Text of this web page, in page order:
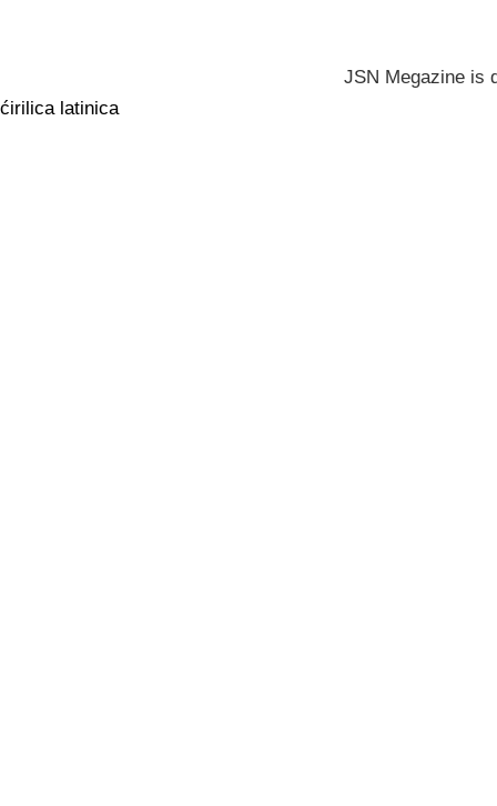
JSN Megazine is
ćirilica latinica